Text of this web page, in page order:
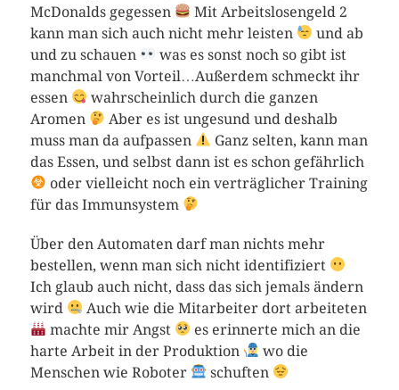
McDonalds gegessen
Mit Arbeitslosengeld 2
kann man sich auch nicht mehr leisten
und ab
und zu schauen
was es sonst noch so gibt ist
manchmal von Vorteil…Außerdem schmeckt ihr
essen
wahrscheinlich durch die ganzen
Aromen
Aber es ist ungesund und deshalb
muss man da aufpassen
Ganz selten, kann man
das Essen, und selbst dann ist es schon gefährlich
oder vielleicht noch ein verträglicher Training
für das Immunsystem
Über den Automaten darf man nichts mehr
bestellen, wenn man sich nicht identifiziert
Ich glaub auch nicht, dass das sich jemals ändern
wird
Auch wie die Mitarbeiter dort arbeiteten
machte mir Angst
es erinnerte mich an die
harte Arbeit in der Produktion
wo die
Menschen wie Roboter
schuften